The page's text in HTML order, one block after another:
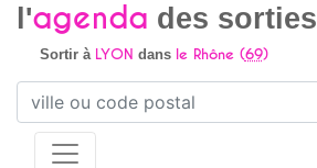
l'agenda des sorties
Sortir à LYON dans le Rhône (69)